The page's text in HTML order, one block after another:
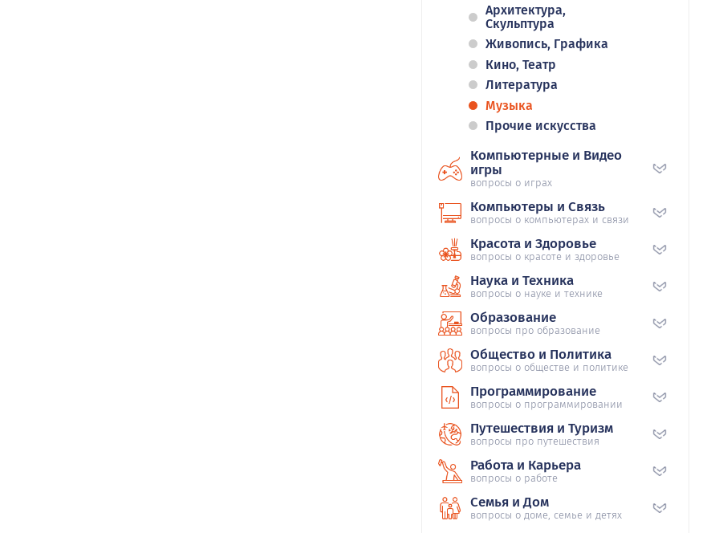
Архитектура,
Скульптура
Живопись, Графика
Кино, Театр
Литература
Музыка
Прочие искусства
Компьютерные и Видео
игры
вопросы о играх
Компьютеры и Связь
вопросы о компьютерах и связи
Красота и Здоровье
вопросы о красоте и здоровье
Наука и Техника
вопросы о науке и технике
Образование
вопросы про образование
Общество и Политика
вопросы о обществе и политике
Программирование
вопросы о программировании
Путешествия и Туризм
вопросы про путешествия
Работа и Карьера
вопросы о работе
Семья и Дом
вопросы о доме, семье и детях